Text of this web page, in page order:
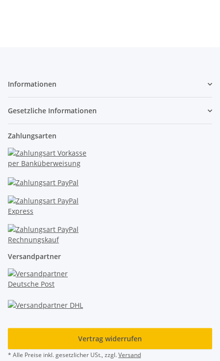
Informationen
Gesetzliche Informationen
Zahlungsarten
Versandpartner
Vertrag widerrufen
* Alle Preise inkl. gesetzlicher USt., zzgl.Versand